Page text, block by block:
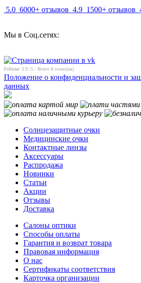
5.0 6000+ отзывов 4.9 1500+ отзывов
Мы в Соц.сетях:
Рейтинг 3.9 /5 - Всего 8 голос(ов)
Положение о конфиденциальности и
данных
Солнцезащитные очки
Медицинские очки
Контактные линзы
Аксессуары
Распродажа
Новинки
Статьи
Акции
Отзывы
Доставка
Салоны оптики
Способы оплаты
Гарантия и возврат товара
Правовая информация
О нас
Сертификаты соответствия
Карточка организации